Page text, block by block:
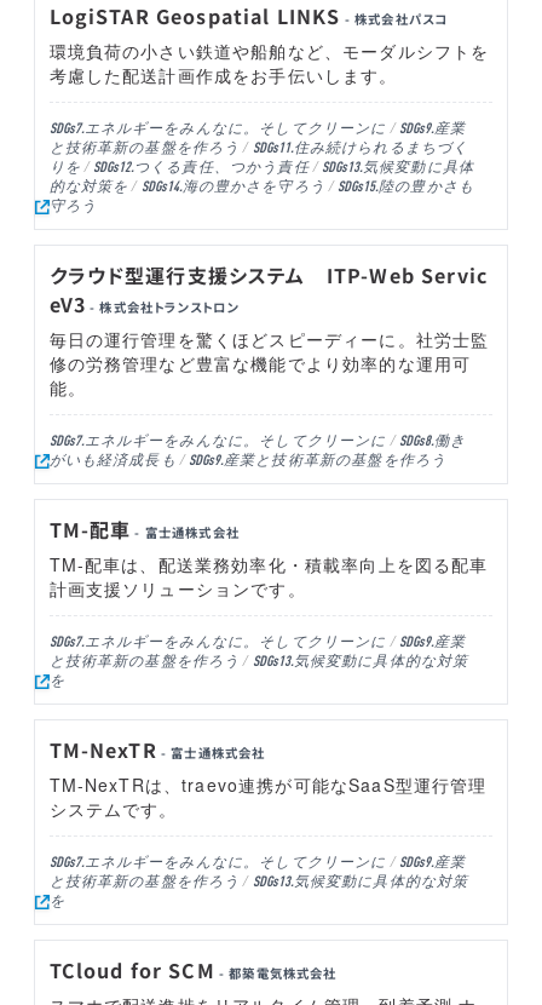
LogiSTAR Geospatial LINKS - 株式会社パスコ
環境負荷の小さい鉄道や船舶など、モーダルシフトを
考慮した配送計画作成をお手伝いします。
SDGs7.エネルギーをみんなに。そしてクリーンに SDGs9.産業
と技術革新の基盤を作ろう
SDGs11.住み続けられるまちづく
りを
SDGs12.つくる責任、つかう責任 SDGs13.気候変動に具体
的な対策を
SDGs14.海の豊かさを守ろう SDGs15.陸の豊かさも
守ろう
クラウド型運行支援システム ITP-Web Servic
eV3 - 株式会社トランストロン
毎日の運行管理を驚くほどスピーディーに。社労士監
修の労務管理など豊富な機能でより効率的な運用可
能。
SDGs7.エネルギーをみんなに。そしてクリーンに SDGs8.働き
がいも経済成長も
SDGs9.産業と技術革新の基盤を作ろう
TM-配車 - 富士通株式会社
TM-配車は、配送業務効率化・積載率向上を図る配車
計画支援ソリューションです。
SDGs7.エネルギーをみんなに。そしてクリーンに SDGs9.産業
と技術革新の基盤を作ろう
SDGs13.気候変動に具体的な対策
を
TM-NexTR - 富士通株式会社
TM-NexTRは、traevo連携が可能なSaaS型運行管理
システムです。
SDGs7.エネルギーをみんなに。そしてクリーンに SDGs9.産業
と技術革新の基盤を作ろう
SDGs13.気候変動に具体的な対策
を
TCloud for SCM - 都築電気株式会社